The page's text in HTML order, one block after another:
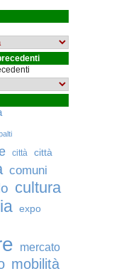
città
città
comuni
cultura
expo
mercato
mobilità